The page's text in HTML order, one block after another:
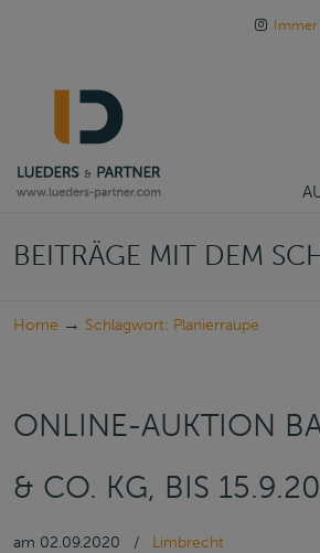
Navigation
BEITRÄGE MIT DEM
Home → Schlagwort: Planierraupe
ONLINE-AUKTION
& CO. KG, BIS
am 02.09.2020 /
Limbrecht